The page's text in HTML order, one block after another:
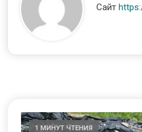
Сайт
1 МИНУТ ЧТЕНИЯ